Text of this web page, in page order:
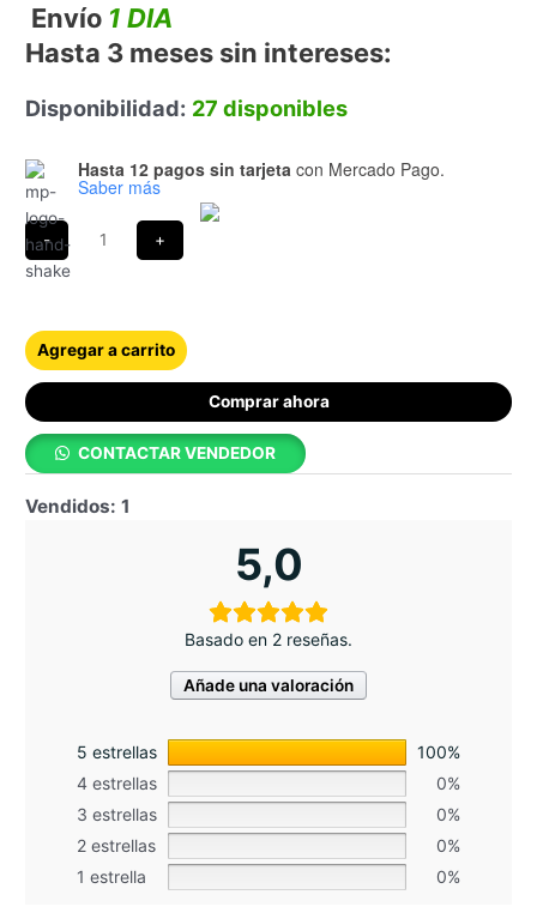
valoraciones
de clientes
Envío 1 DIA
Hasta 3 meses sin intereses:
Disponibilidad: 27 disponibles
Hasta 12 pagos sin tarjeta con Mercado Pago.
Saber más
Agregar a carrito
Comprar ahora
CONTACTAR VENDEDOR
Vendidos: 1
5,0
Basado en 2 reseñas.
Añade una valoración
5 estrellas
100%
4 estrellas
0%
3 estrellas
0%
2 estrellas
0%
1 estrella
0%